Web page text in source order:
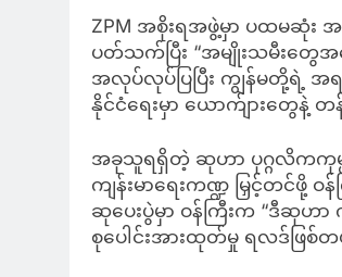
ZPM အစိုးရအဖွဲ့မှာ ပထမဆုံး အမ
ပတ်သက်ပြီး “အမျိုးသမီးတွေအ
အလုပ်လုပ်ပြပြီး ကျွန်မတို့ရဲ့ အ
နိုင်ငံရေးမှာ ယောက်ျားတွေ
အခုသူရရှိတဲ့ ဆုဟာ ပုဂ္ဂလိကကုမ္
ကျန်းမာရေးကဏ္ဍ မြှင့်တင်
ဆုပေးပွဲမှာ ဝန်ကြီးက “ဒီဆုဟ
စုပေါင်းအားထုတ်မှု ရလဒ်ဖြစ်တ